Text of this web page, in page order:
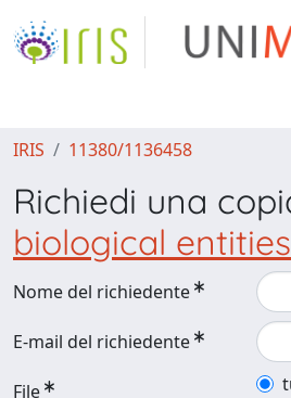
IRIS 11380/1136458
Richiedi una
biological
Nome del richiedente
E-mail del richiedente
File